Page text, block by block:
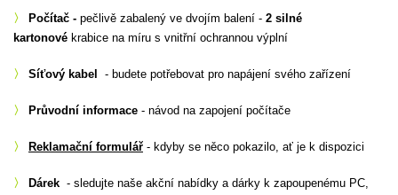
〉 Počítač - pečlivě zabalený ve dvojím balení - 2 silné
kartonové krabice na míru s vnitřní ochrannou výplní
〉 Síťový kabel - budete potřebovat pro napájení svého zařízení
〉 Průvodní informace - návod na zapojení počítače
〉 Reklamační formulář - kdyby se něco pokazilo, ať je k dispozici
〉 Dárek - sledujte naše akční nabídky a dárky k zapoupenému PC,